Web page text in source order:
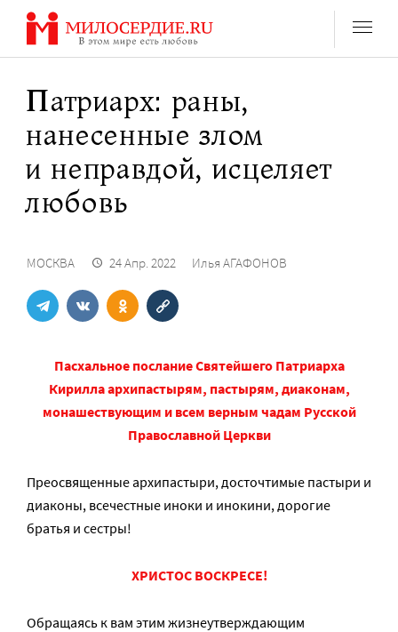
Перейти
содержанию
Патриарх: раны,
нанесенные злом
и неправдой, исцеляет
любовь
МОСКВА 24 Апр. 2022 Илья АГАФОНОВ
Пасхальное послание Святейшего Патриарха
Кирилла архипастырям, пастырям, диаконам,
монашествующим и всем верным чадам Русской
Православной Церкви
Преосвященные архипастыри, досточтимые пастыри и
диаконы, всечестные иноки и инокини, дорогие
братья и сестры!
ХРИСТОС ВОСКРЕСЕ!
Обращаясь к вам этим жизнеутверждающим